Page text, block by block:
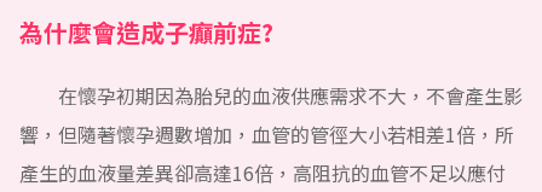
為什麼會造成子癲前症?
在懷孕初期因為胎兒的血液供應需求不大，不會產生影
響，但隨著懷孕週數增加，血管的管徑大小若相差1倍，所
產生的血液量差異卻高達16倍，高阻抗的血管不足以應付